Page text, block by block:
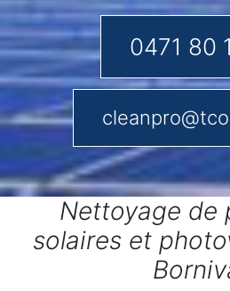
0471 80
Nettoyage de
solaires et